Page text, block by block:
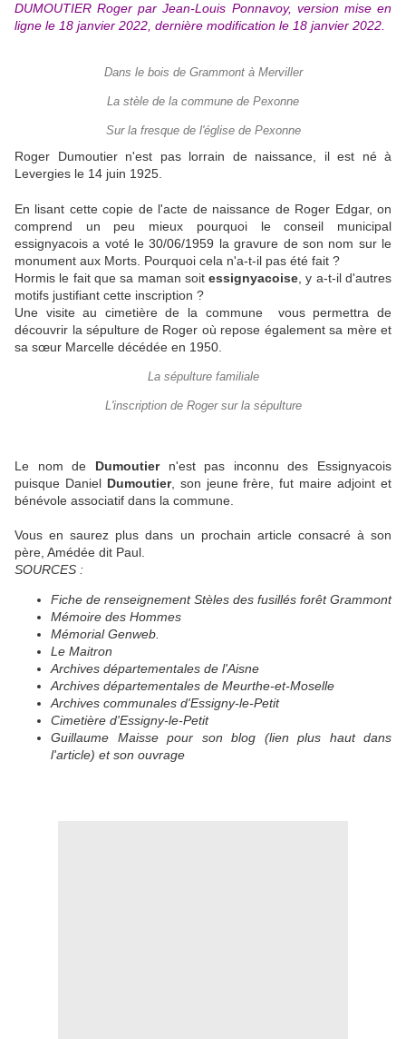
DUMOUTIER Roger par Jean-Louis Ponnavoy, version mise en
ligne le 18 janvier 2022, dernière modification le 18 janvier 2022.
Dans le bois de Grammont à Merviller
La stèle de la commune de Pexonne
Sur la fresque de l'église de Pexonne
Roger Dumoutier n'est pas lorrain de naissance, il est né à
Levergies le 14 juin 1925.
En lisant cette copie de l'acte de naissance de Roger Edgar, on
comprend un peu mieux pourquoi le conseil municipal
essignyacois a voté le 30/06/1959 la gravure de son nom sur le
monument aux Morts. Pourquoi cela n'a-t-il pas été fait ?
Hormis le fait que sa maman soitessignyacoise , y a-t-il d'autres
motifs justifiant cette inscription ?
Une visite au cimetière de la commune vous permettra de
découvrir la sépulture de Roger où repose également sa mère et
sa sœur Marcelle décédée en 1950.
La sépulture familiale
L'inscription de Roger sur la sépulture
Le nom de Dumoutier n'est pas inconnu des Essignyacois
puisque Daniel Dumoutier, son jeune frère, fut maire adjoint et
bénévole associatif dans la commune.
Vous en saurez plus dans un prochain article consacré à son
père, Amédée dit Paul.
SOURCES :
Fiche de renseignement Stèles des fusillés forêt Grammont
Mémoire des Hommes
Mémorial Genweb.
Le Maitron
Archives départementales de l'Aisne
Archives départementales de Meurthe-et-Moselle
Archives communales d'Essigny-le-Petit
Cimetière d'Essigny-le-Petit
Guillaume Maisse pour son blog (lien plus haut dans
l'article) et son ouvrage